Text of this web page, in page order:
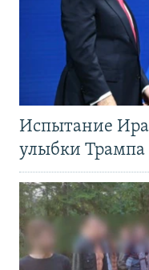
Испытание
улыбки